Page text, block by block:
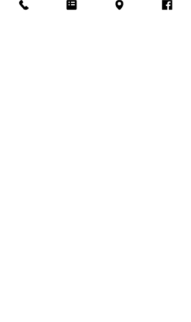
intraabdominale, necesitand regim alimentar in